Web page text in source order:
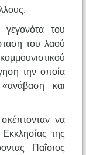
του
του λαού
την οποία
και
να
της
Παΐσιος